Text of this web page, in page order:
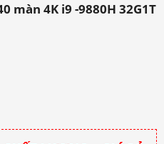
màn 4K i9 -9880H 32G1T